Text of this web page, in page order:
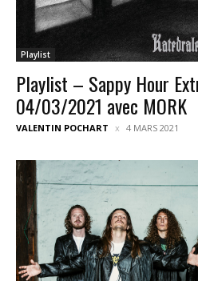
Playlist
Playlist – Sappy Hour
04/03/2021 avec MORK
VALENTIN POCHART 4 MARS 2021